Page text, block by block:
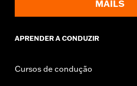
MAILS
APRENDER A CONDUZIR
Cursos de condução